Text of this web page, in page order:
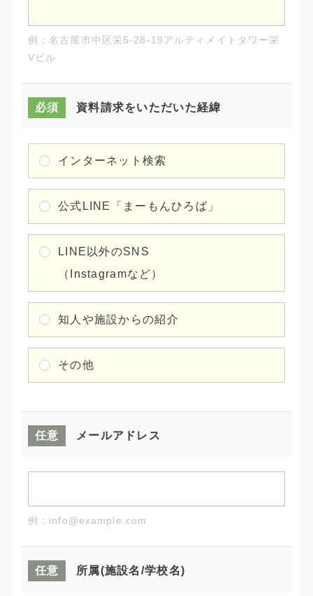
例：名古屋市中区栄5-28-19アルティメイトタワー栄
Vビル
必須 資料請求をいただいた経緯
インターネット検索
公式LINE「まーもんひろば」
LINE以外のSNS
（Instagramなど）
知人や施設からの紹介
その他
任意 メールアドレス
例：info@example.com
任意 所属(施設名/学校名)